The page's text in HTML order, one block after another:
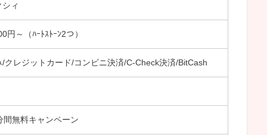
ィ
～（ﾊｰﾄｽﾄｰﾝ2つ）
クレジットカード/コンビニ決済/C-Check決済/BitCash
間無料キャンペーン